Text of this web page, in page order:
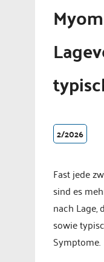
2/2026
Fast jede
sind es
nach Lage,
sowie
Symptome.